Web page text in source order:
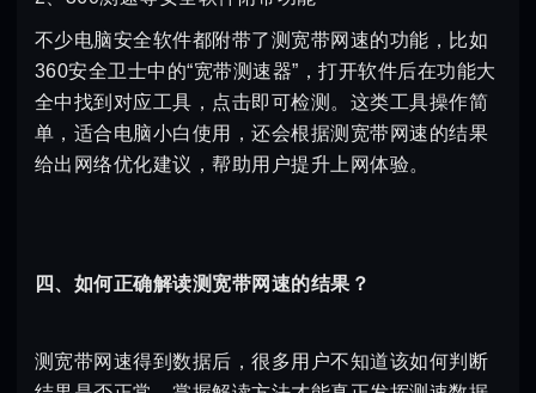
不少电脑安全软件都附带了测宽带网速的功能，比如
360安全卫士中的“宽带测速器”，打开软件后在功能大
全中找到对应工具，点击即可检测。这类工具操作简
单，适合电脑小白使用，还会根据测宽带网速的结果
给出网络优化建议，帮助用户提升上网体验。
四、如何正确解读测宽带网速的结果？
测宽带网速得到数据后，很多用户不知道该如何判断